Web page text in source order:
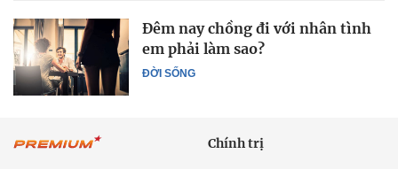
ĐỜI SỐNG
Đêm nay chồng đi với nhân tình
em phải làm sao?
Chính trị